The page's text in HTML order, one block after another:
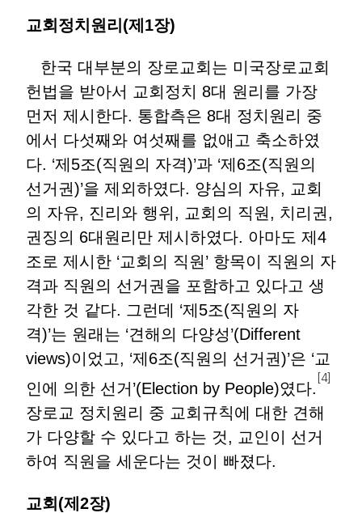
교회정치원리(제1장)
한국 대부분의 장로교회는 미국장로교회
헌법을 받아서 교회정치 8대 원리를 가장
먼저 제시한다. 통합측은 8대 정치원리 중
에서 다섯째와 여섯째를 없애고 축소하였
다. ‘제5조(직원의 자격)’과 ‘제6조(직원의
선거권)’을 제외하였다. 양심의 자유, 교회
의 자유, 진리와 행위, 교회의 직원, 치리권,
권징의 6대원리만 제시하였다. 아마도 제4
조로 제시한 ‘교회의 직원’ 항목이 직원의 자
격과 직원의 선거권을 포함하고 있다고 생
각한 것 같다. 그런데 ‘제5조(직원의 자
격)’는 원래는 ‘견해의 다양성’(Different
views)이었고, ‘제6조(직원의 선거권)’은 ‘교
인에 의한 선거’(Election by People)였다.
[4]
장로교 정치원리 중 교회규칙에 대한 견해
가 다양할 수 있다고 하는 것, 교인이 선거
하여 직원을 세운다는 것이 빠졌다.
교회(제2장)